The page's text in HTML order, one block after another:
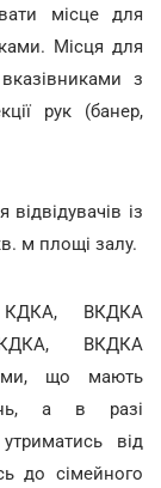
місце для
Місця для
з
рук (банер,
із
м площі залу.
КДКА, ВКДКА
КДКА, ВКДКА
що мають
а в разі
від
до сімейного